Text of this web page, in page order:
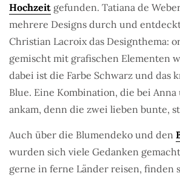
Hochzeit gefunden. Tatiana de
mehrere Designs durch und
Christian Lacroix das Designthema:
gemischt mit grafischen Elementen
dabei ist die Farbe Schwarz und das
Blue. Eine Kombination, die bei
ankam, denn die zwei lieben bunte,
Auch über die Blumendeko und den
wurden sich viele Gedanken
gerne in ferne Länder reisen, finden